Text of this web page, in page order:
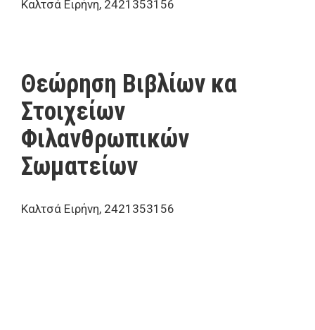
Καλτσά Ειρήνη, 2421353156
Θεώρηση Βιβλίων κα
Στοιχείων
Φιλανθρωπικών
Σωματείων
Καλτσά Ειρήνη, 2421353156